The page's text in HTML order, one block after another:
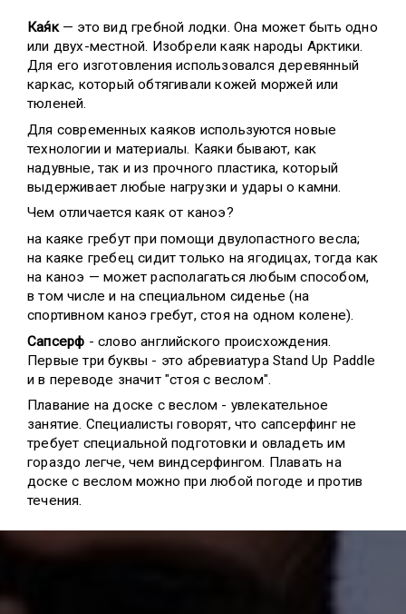
Кая́к — это вид гребной лодки. Она может быть одно
или двух-местной. Изобрели каяк народы Арктики.
Для его изготовления использовался деревянный
каркас, который обтягивали кожей моржей или
тюленей.
Для современных каяков используются новые
технологии и материалы. Каяки бывают, как
надувные, так и из прочного пластика, который
выдерживает любые нагрузки и удары о камни.
Чем отличается каяк от каноэ?
на каяке гребут при помощи двулопастного весла;
на каяке гребец сидит только на ягодицах, тогда как
на каноэ — может располагаться любым способом,
в том числе и на специальном сиденье (на
спортивном каноэ гребут, стоя на одном колене).
Сапсерф - слово английского происхождения.
Первые три буквы - это абревиатура Stand Up Paddle
и в переводе значит "стоя с веслом".
Плавание на доске с веслом - увлекательное
занятие. Специалисты говорят, что сапсерфинг не
требует специальной подготовки и овладеть им
гораздо легче, чем виндсерфингом. Плавать на
доске с веслом можно при любой погоде и против
течения.